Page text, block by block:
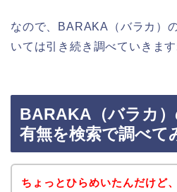
なので、BARAKA（バラカ）
いては引き続き調べていきま
BARAKA（バラカ
有無を検索で調べて
ちょっとひらめいたんだけど、